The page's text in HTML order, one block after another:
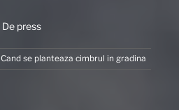
De press
Cand se planteaza cimbrul in gradina